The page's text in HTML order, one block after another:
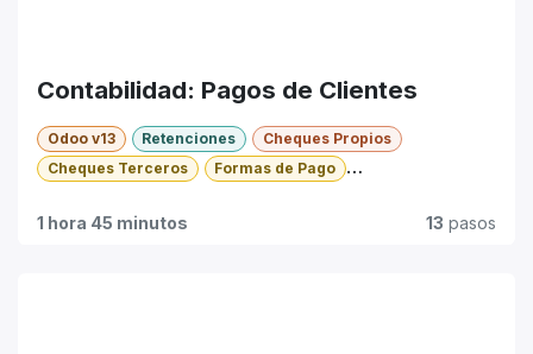
Contabilidad: Pagos de Clientes
Odoo v13 Retenciones
Cheques Propios
Cheques Terceros
Formas de Pago
1 hora 45 minutos 13 pasos